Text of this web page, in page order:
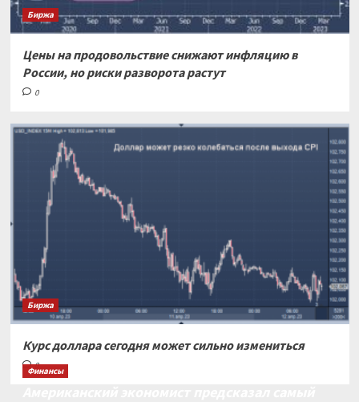
Биржа
Цены на продовольствие снижают инфляцию в
России, но риски разворота растут
0
Биржа
Курс доллара сегодня может сильно измениться
0
Финансы